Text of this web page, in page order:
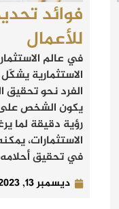
فوائد
للأعمال
في عالم
الاستثمارية
الفرد نحو تحقيق
يكون الشخص على
رؤية دقيقة لما
الاستثمارات،
في تحقيق
ديسمبر 13, 2023